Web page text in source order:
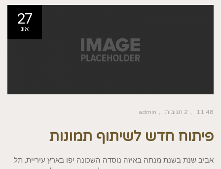
27
אוג
11:48 2 תגובות admin
פיתוח חדש לשיתוף תמונות
אביב שנת בשנת מנתה באיזה נוסדה השכונה יפו בארץ עיריית, תל